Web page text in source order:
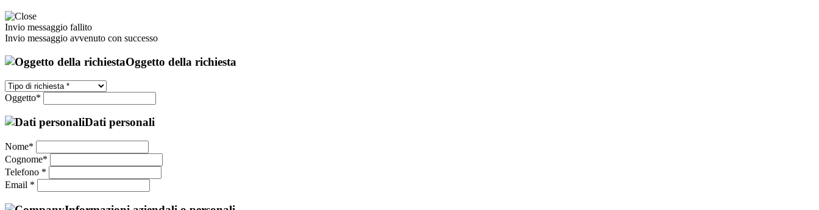
Invio messaggio fallito
Invio messaggio avvenuto con successo
Oggetto della richiesta
Oggetto*
Dati personali
Nome*
Cognome*
Telefono *
Email *